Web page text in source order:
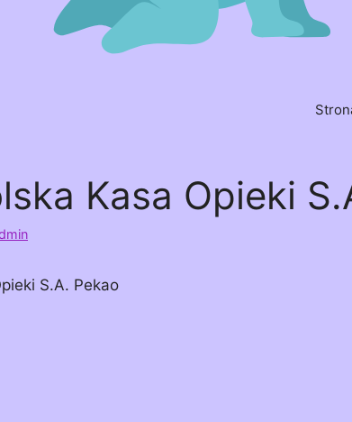
Kasa Opieki
S.A. Pekao